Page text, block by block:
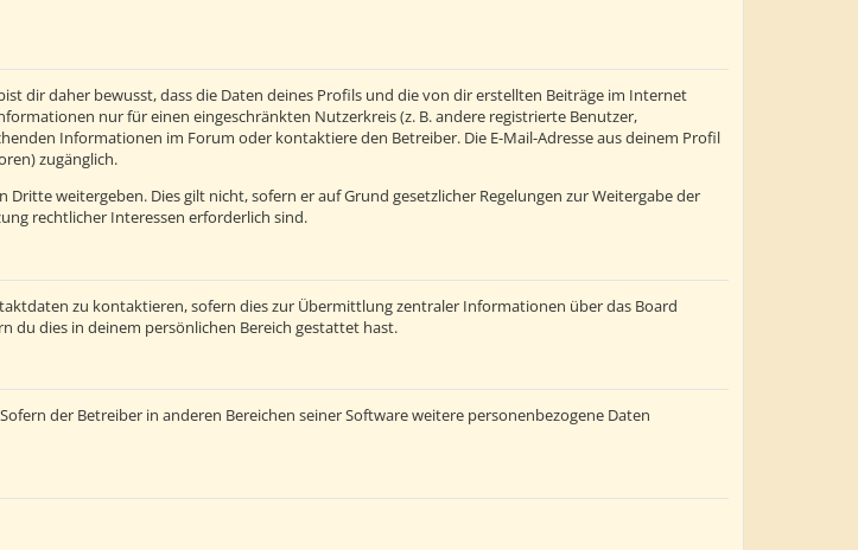
dir daher bewusst, dass die Daten deines Profils und die von dir erstellten Beiträge im Internet
nur für einen eingeschränkten Nutzerkreis (z. B. andere registrierte Benutzer,
Informationen im Forum oder kontaktiere den Betreiber. Die E-Mail-Adresse aus deinem Profil
zugänglich.
weitergeben. Dies gilt nicht, sofern er auf Grund gesetzlicher Regelungen zur Weitergabe der
rechtlicher Interessen erforderlich sind.
zu kontaktieren, sofern dies zur Übermittlung zentraler Informationen über das Board
du dies in deinem persönlichen Bereich gestattet hast.
der Betreiber in anderen Bereichen seiner Software weitere personenbezogene Daten